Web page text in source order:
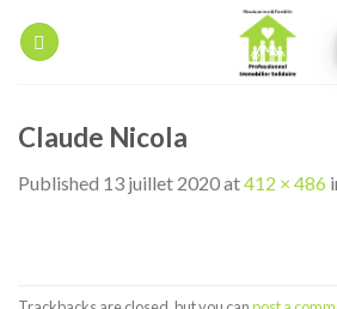
Claude Nicola
Published 13 juillet 2020at412 × 486